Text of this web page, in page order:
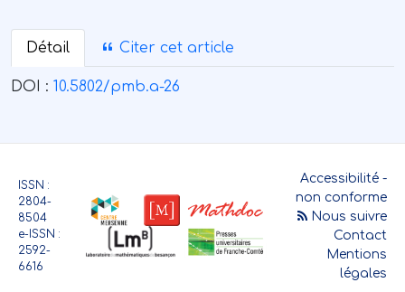
Détail Citer cet article
DOI : 10.5802/pmb.a-26
ISSN :
2804-
8504
e-ISSN :
2592-
6616
Accessibilité -
non conforme
Nous suivre
Contact
Mentions
légales